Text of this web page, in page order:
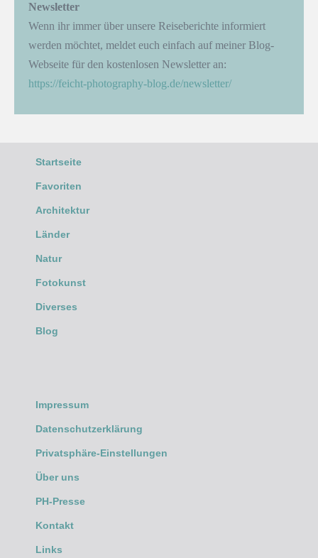
Newsletter
Wenn ihr immer über unsere Reiseberichte informiert
werden möchtet, meldet euch einfach auf meiner Blog-
Webseite für den kostenlosen Newsletter an:
https://feicht-photography-blog.de/newsletter/
Startseite
Favoriten
Architektur
Länder
Natur
Fotokunst
Diverses
Blog
Impressum
Datenschutzerklärung
Privatsphäre-Einstellungen
Über uns
PH-Presse
Kontakt
Links